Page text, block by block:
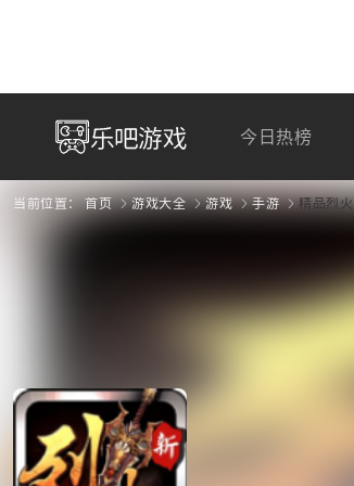
今日热榜
当前位置： 首页 游戏大全 游戏 手游 精品烈火